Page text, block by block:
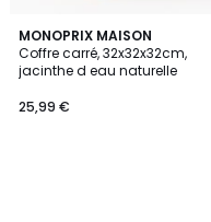
MONOPRIX MAISON
Coffre carré, 32x32x32cm,
jacinthe d eau naturelle
25,99 €